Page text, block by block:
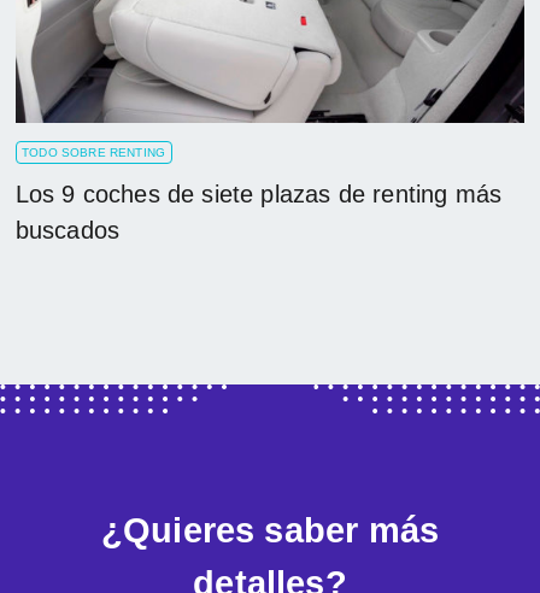
TODO SOBRE RENTING
Los 9 coches de siete plazas de renting más
buscados
¿Quieres saber más
detalles?